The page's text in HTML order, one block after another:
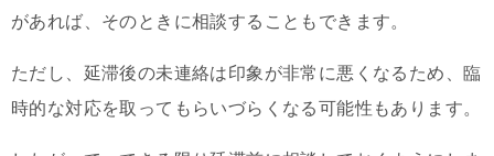
があれば、そのときに相談することもできます。
ただし、延滞後の未連絡は印象が非常に悪くなるため、臨
時的な対応を取ってもらいづらくなる可能性もあります。